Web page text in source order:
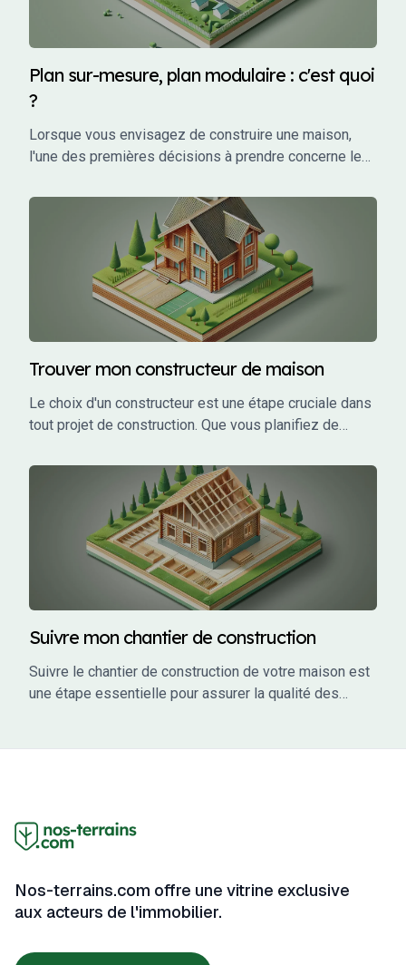
maison ? Cet article vous explique en détail ce qu'est
un CCMI, ses avantages, et les éléments qu'il doit
Plan sur-mesure, plan modulaire : c'est quoi
?
Lorsque vous envisagez de construire une maison,
l'une des premières décisions à prendre concerne le
parler de plans sur-mesure et de plans modulaires,
mais qu'est-ce que cela signifie exactement ?
Trouver mon constructeur de maison
Le choix d'un constructeur est une étape cruciale dans
tout projet de construction. Que vous planifiez de
commercial, ou un investissement locatif, le bon
constructeur peut faire la différence entre un projet
réussi et un cauchemar.
Suivre mon chantier de construction
Suivre le chantier de construction de votre maison est
une étape essentielle pour assurer la qualité des
pratiques, des outils et des informations pour garantir
que votre projet se déroule sans accroc.
Nos-terrains.com offre une vitrine exclusive
aux acteurs de l'immobilier.